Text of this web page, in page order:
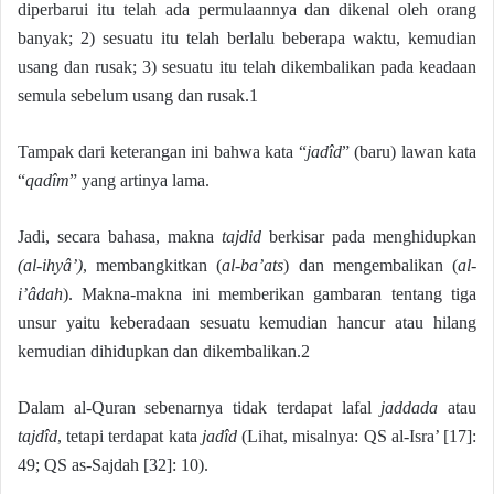
diperbarui itu telah ada permulaannya dan dikenal oleh orang
banyak; 2) sesuatu itu telah berlalu beberapa waktu, kemudian
usang dan rusak; 3) sesuatu itu telah dikembalikan pada keadaan
semula sebelum usang dan rusak.1
Tampak dari keterangan ini bahwa kata “jadîd” (baru) lawan kata
“qadîm” yang artinya lama.
Jadi, secara bahasa, makna tajdid berkisar pada menghidupkan
(al-ihyâ’), membangkitkan (al-ba’ats) dan mengembalikan (al-
i’âdah). Makna-makna ini memberikan gambaran tentang tiga
unsur yaitu keberadaan sesuatu kemudian hancur atau hilang
kemudian dihidupkan dan dikembalikan.2
Dalam al-Quran sebenarnya tidak terdapat lafal jaddada atau
tajdîd, tetapi terdapat kata jadîd(Lihat, misalnya: QS al-Isra’ [17]:
49; QS as-Sajdah [32]: 10).